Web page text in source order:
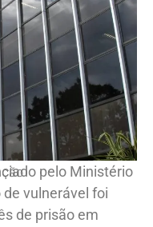
pelo Ministério
vulnerável foi
de prisão em